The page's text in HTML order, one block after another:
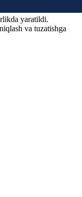
yaratildi.
va tuzatishga